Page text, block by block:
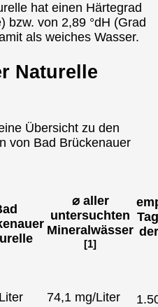
hat einen Härtegrad
bzw. von 2,89 °dH (Grad
als weiches Wasser.
Naturelle
Übersicht zu den
von Bad Brückenauer
⌀ aller
untersuchten
Mineralwässer
[1]
74,1 mg/Liter